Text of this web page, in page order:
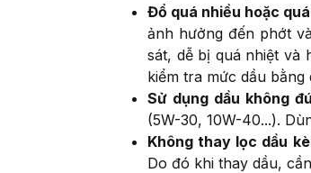
Đổ quá nhiều hoặc
ảnh hưởng đến phớt
sát, dễ bị quá nhiệt và
kiểm tra mức dầu
Sử dụng dầu không
(5W-30, 10W-40...).
Không thay lọc dầu
Do đó khi thay dầu,